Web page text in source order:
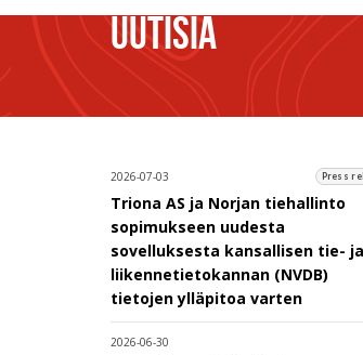
UUTISIA
2026-07-03 Press
Triona AS ja Norjan tiehallinto
sopimukseen uudesta
sovelluksesta kansallisen tie- ja
liikennetietokannan (NVDB)
tietojen ylläpitoa varten
2026-06-30